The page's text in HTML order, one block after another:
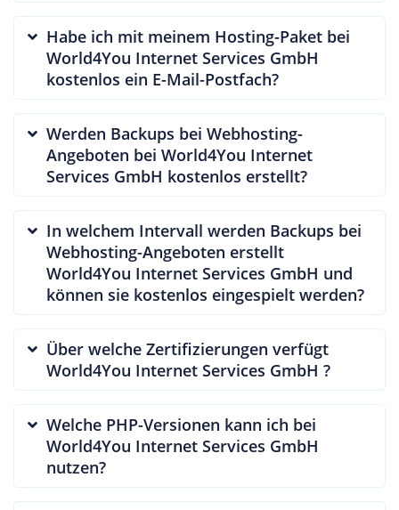
Habe ich mit meinem Hosting-Paket bei
World4You Internet Services GmbH
kostenlos ein E-Mail-Postfach?
Werden Backups bei Webhosting-
Angeboten bei World4You Internet
Services GmbH kostenlos erstellt?
In welchem Intervall werden Backups bei
Webhosting-Angeboten erstellt
World4You Internet Services GmbH und
können sie kostenlos eingespielt werden?
Über welche Zertifizierungen verfügt
World4You Internet Services GmbH ?
Welche PHP-Versionen kann ich bei
World4You Internet Services GmbH
nutzen?